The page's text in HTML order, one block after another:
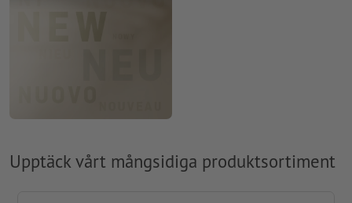
Upptäck vårt mångsidiga produktsortiment